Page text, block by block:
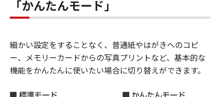
「かんたんモード」
細かい設定をすることなく、普通紙やはがきへのコピ
ー、メモリーカードからの写真プリントなど、基本的な
機能をかんたんに使いたい場合に切り替えができます。